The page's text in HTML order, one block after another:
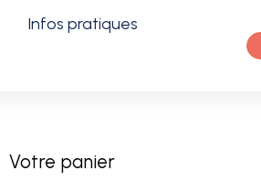
Infos pratiques
Votre panier